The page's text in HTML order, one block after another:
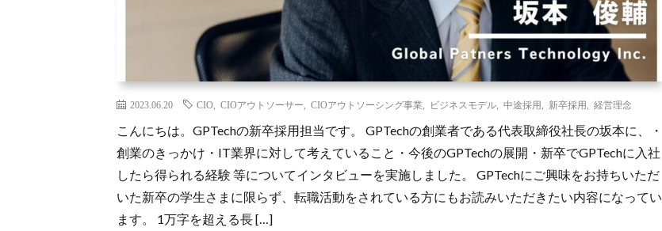
2023.06.20 CIO CIOアウトソーサー CIOアウトソーシング事業 ビジネスモデル 中途採用 新卒採用 経営理念
こんにちは。GPTechの新卒採用担当です。 GPTechの創業者である代表取締役社長の坂本に、・
創業のきっかけ・IT業界に対して考えていること・今後のGPTechの展開・新卒でGPTechに入社
したら得られる経験 等についてインタビューを実施しました。 GPTechにご興味をお持ちいただ
いた新卒の学生さまに限らず、転職活動をされている方にもお読みいただきたい内容になってい
ます。 1万字を超える長 […]